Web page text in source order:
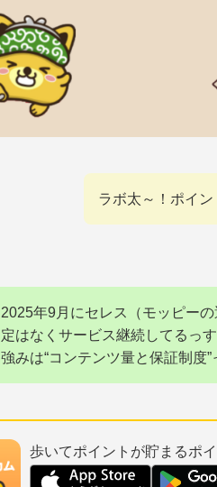
ラボ太～！ポイ
2025年9月にセレス（モッピー
定はなくサービス継続してるっす
強みは“コンテンツ量と保証制度
歩いてポイントが貯まるポ